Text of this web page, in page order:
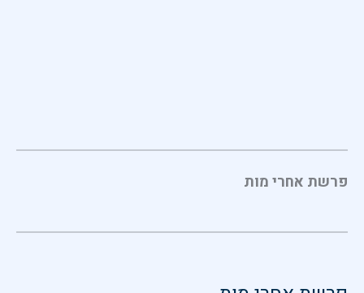
פרשת אחרי מות